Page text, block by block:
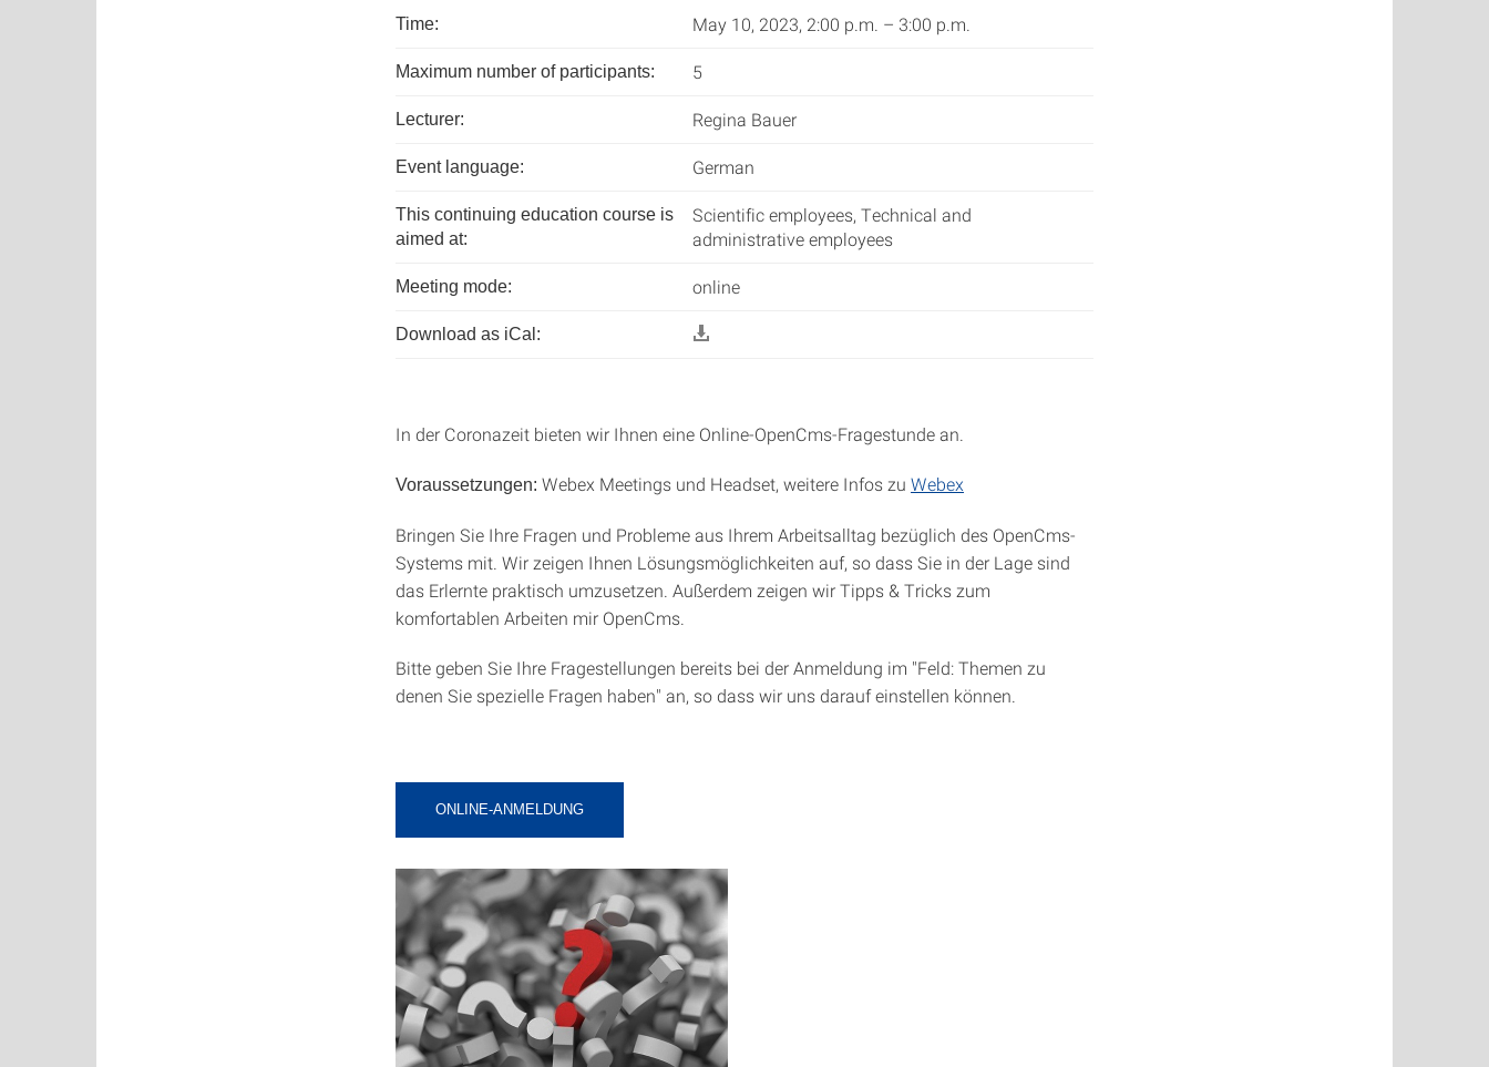
Time: May 10, 2023, 2:00 p.m. – 3:00 p.m.
Maximum number of participants: 5
Lecturer: Regina Bauer
Event language: German
This continuing education course is
aimed at:
Scientific employees, Technical and
administrative employees
Meeting mode: online
Download as iCal:
In der Coronazeit bieten wir Ihnen eine Online-OpenCms-Fragestunde an.
Voraussetzungen: Webex Meetings und Headset, weitere Infos zu Webex
Bringen Sie Ihre Fragen und Probleme aus Ihrem Arbeitsalltag bezüglich des OpenCms-
Systems mit. Wir zeigen Ihnen Lösungsmöglichkeiten auf, so dass Sie in der Lage sind
das Erlernte praktisch umzusetzen. Außerdem zeigen wir Tipps & Tricks zum
komfortablen Arbeiten mir OpenCms.
Bitte geben Sie Ihre Fragestellungen bereits bei der Anmeldung im "Feld: Themen zu
denen Sie spezielle Fragen haben" an, so dass wir uns darauf einstellen können.
ONLINE-ANMELDUNG